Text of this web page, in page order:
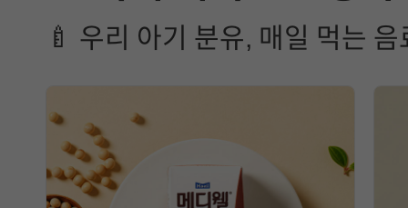
🍼 우리 아기 분유, 매일 먹는